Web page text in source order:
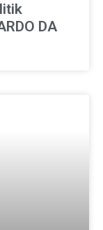
DA